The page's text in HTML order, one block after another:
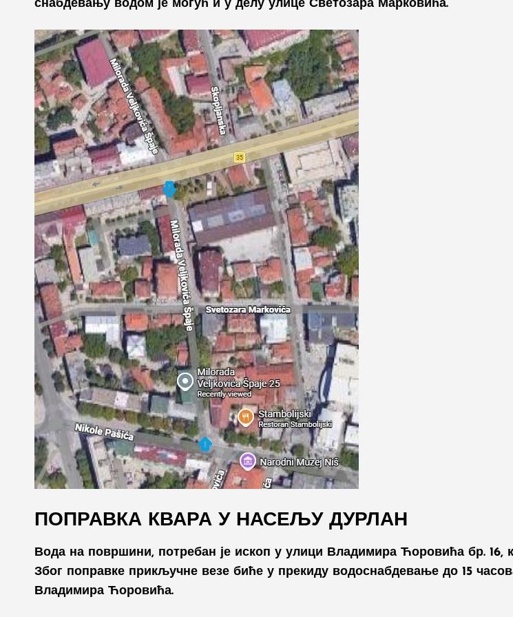
снабдевању водом је могућ и у делу улице Светозара Марковића.
ПОПРАВКА КВАРА У НАСЕЉУ ДУРЛАН
Вода на површини, потребан је ископ у улици Владимира Ћоровића бр. 16,
Због поправке прикључне везе биће у прекиду водоснабдевање до 15
Владимира Ћоровића.